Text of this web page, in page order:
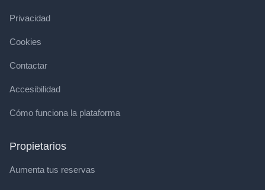
Privacidad
Cookies
Contactar
Accesibilidad
Cómo funciona la plataforma
Propietarios
Aumenta tus reservas